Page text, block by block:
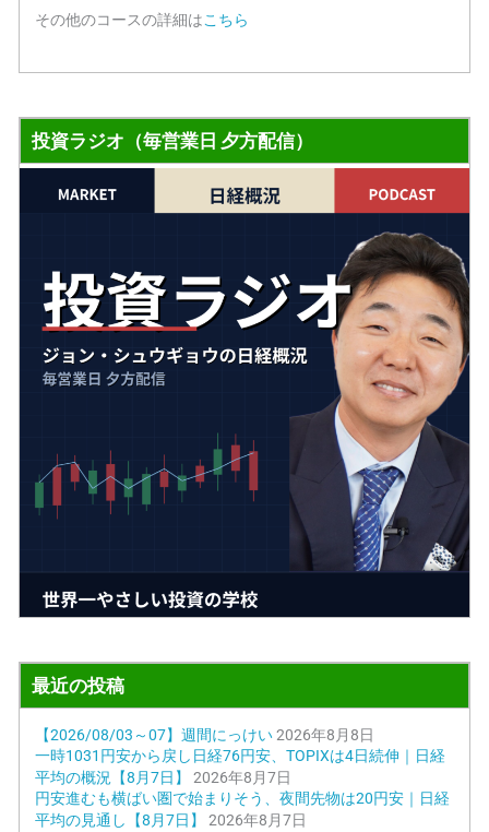
その他のコースの詳細はこちら
投資ラジオ（毎営業日 夕方配信）
最近の投稿
【2026/08/03～07】週間にっけい 2026年8月8日
一時1031円安から戻し日経76円安、TOPIXは4日続伸｜日経
平均の概況【8月7日】
2026年8月7日
円安進むも横ばい圏で始まりそう、夜間先物は20円安｜日経
平均の見通し【8月7日】
2026年8月7日